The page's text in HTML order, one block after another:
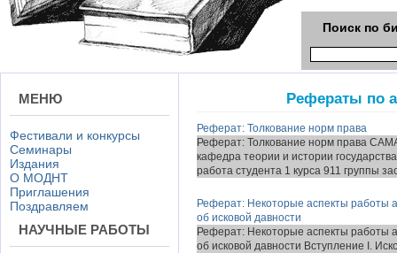
Поиск по
МЕНЮ
Фестивали и конкурсы
Семинары
Издания
О МОДНТ
Приглашения
Поздравляем
НАУЧНЫЕ РАБОТЫ
Рефераты по
Реферат: Толкование норм права
Реферат: Толкование норм права
кафедра теории и истории
работа студента 1 курса 911 группы
Реферат: Некоторые аспекты работы
об исковой давности
Реферат: Некоторые аспекты работы
об исковой давности Вступление I.